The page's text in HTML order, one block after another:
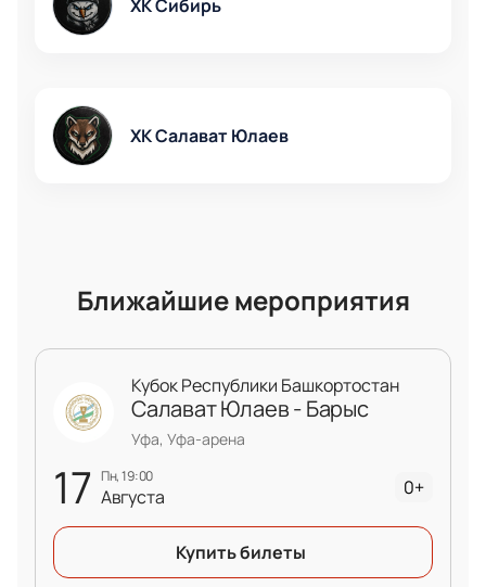
ХК Сибирь
ХК Салават Юлаев
Ближайшие мероприятия
17 пн, 19:00
Августа
Кубок Республики Башкортостан
Салават Юлаев - Барыс
Уфа, Уфа-арена
0+
Купить билеты